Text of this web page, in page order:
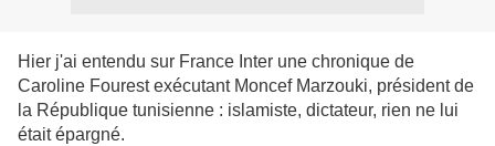
Hier j'ai entendu sur France Inter une chronique de
Caroline Fourest exécutant Moncef Marzouki, président de
la République tunisienne : islamiste, dictateur, rien ne lui
était épargné.